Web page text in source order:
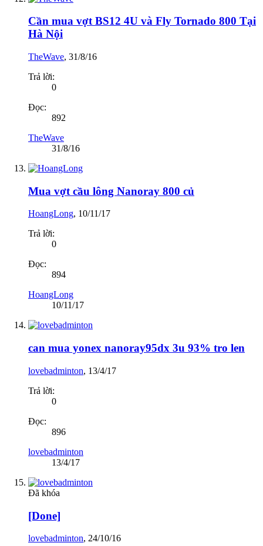
Cần mua vợt BS12 4U và Fly Tornado 800 Tại
Hà Nội
TheWave, 31/8/16
Trả lời:
0
Đọc:
892
TheWave
31/8/16
Mua vợt cầu lông Nanoray 800 củ
HoangLong, 10/11/17
Trả lời:
0
Đọc:
894
HoangLong
10/11/17
can mua yonex nanoray95dx 3u 93% tro len
lovebadminton, 13/4/17
Trả lời:
0
Đọc:
896
lovebadminton
13/4/17
Đã khóa
[Done]
lovebadminton, 24/10/16